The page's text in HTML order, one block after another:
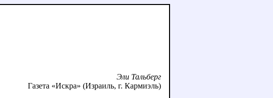
Эли Тальберг
Газета «Искра» (Израиль, г. Кармиэль)